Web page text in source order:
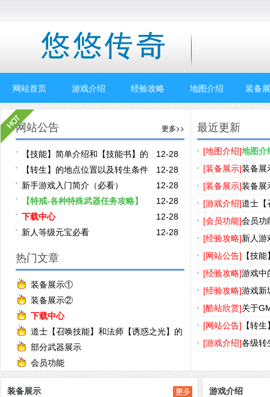
网站首页 游戏介绍 经验攻略 地图介绍 装备
更多>>
网站公告
12-28
【技能】简单介绍和【技能书】的
曓卛地点
12-28
【转生】的地点位置以及转生条件
说明
12-28
新手游戏入门简介（必看）
12-28
【特戒-各种特殊武器任务攻略】
12-28
下载中心
12-28
新人等级元宝必看
热门文章
装备展示①
装备展示②
下载中心
道士【召唤技能】和法师【诱惑之光】的
简介
部分武器展示
会员功能
最近更新
[地图介绍]地图介
[装备展示]装备
[装备展示]装备
[游戏介绍]道士【
光】的简介
[会员功能]会员功
[经验攻略]新人游
说明)
[网站公告] 【技
卛地点
[经验攻略]游戏中
里】
[经验攻略]游戏新
询
[酷站欣赏]关于
价的问题
[网站公告] 【转
明
[游戏介绍]各级转
装备展示 游戏介绍